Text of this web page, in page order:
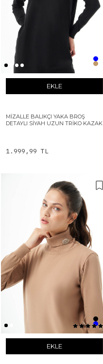
EKLE
MIZALLE BALIKÇI YAKA BROŞ
DETAYLI SIYAH UZUN TRIKO KAZAK
1.999,99 TL
EKLE